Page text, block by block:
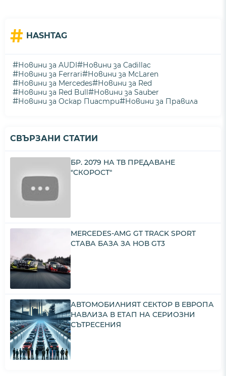
# HASHTAG
#Новини за AUDI#Новини за Cadillac
#Новини за Ferrari#Новини за McLaren
#Новини за Mercedes#Новини за Red
#Новини за Red Bull#Новини за Sauber
#Новини за Оскар Пиастри#Новини за Правила
СВЪРЗАНИ СТАТИИ
БР. 2079 НА ТВ ПРЕДАВАНЕ
"СКОРОСТ"
MERCEDES-AMG GT TRACK SPORT
СТАВА БАЗА ЗА НОВ GT3
АВТОМОБИЛНИЯТ СЕКТОР В ЕВРОПА
НАВЛИЗА В ЕТАП НА СЕРИОЗНИ
СЪТРЕСЕНИЯ